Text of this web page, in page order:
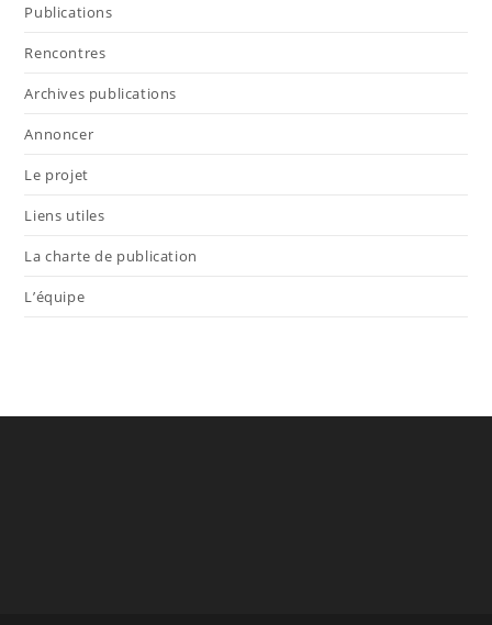
Publications
Rencontres
Archives publications
Annoncer
Le projet
Liens utiles
La charte de publication
L’équipe